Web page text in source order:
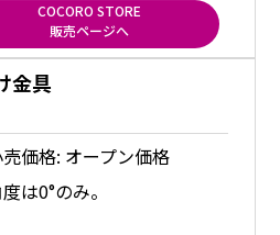
COCORO STORE
販売ページへ
金具
価格: オープン価格
は0°のみ。